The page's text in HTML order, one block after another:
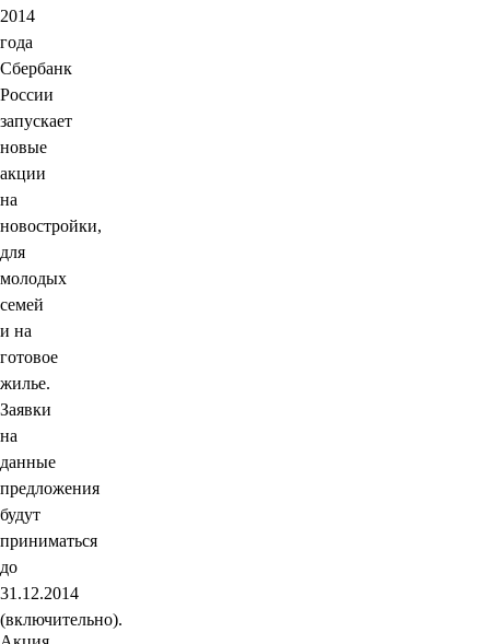
2014
года
Сбербанк
России
запускает
новые
акции
на
новостройки,
для
молодых
семей
и на
готовое
жилье.
Заявки
на
данные
предложения
будут
приниматься
до
31.12.2014
(включительно).